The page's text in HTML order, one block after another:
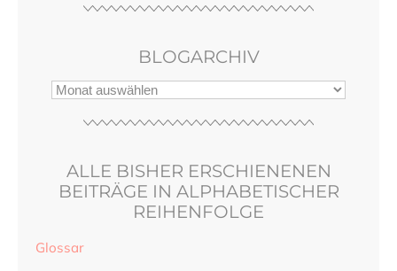
BLOGARCHIV
ALLE BISHER ERSCHIENENEN
BEITRÄGE IN ALPHABETISCHER
REIHENFOLGE
Glossar